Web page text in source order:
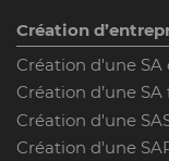
Création
Création d'une
Création d’une
Création d'une
Création d'une